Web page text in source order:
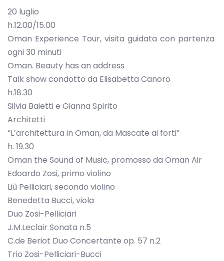
20 luglio
h.12.00/15.00
Oman Experience Tour, visita guidata con partenza
ogni 30 minuti
Oman. Beauty has an address
Talk show condotto da Elisabetta Canoro
h.18.30
Silvia Baietti e Gianna Spirito
Architetti
“L’architettura in Oman, da Mascate ai forti”
h. 19.30
Oman the Sound of Music, promosso da Oman Air
Edoardo Zosi, primo violino
Liù Pelliciari, secondo violino
Benedetta Bucci, viola
Duo Zosi-Pelliciari
J.M.Leclair Sonata n.5
C.de Beriot Duo Concertante op. 57 n.2
Trio Zosi-Pelliciari-Bucci